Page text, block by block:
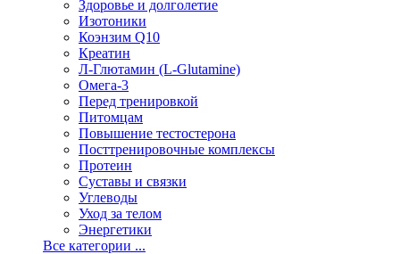
Здоровье и долголетие
Изотоники
Коэнзим Q10
Креатин
Л-Глютамин (L-Glutamine)
Омега-3
Перед тренировкой
Питомцам
Повышение тестостерона
Посттренировочные комплексы
Протеин
Суставы и связки
Углеводы
Уход за телом
Энергетики
Все категории ...